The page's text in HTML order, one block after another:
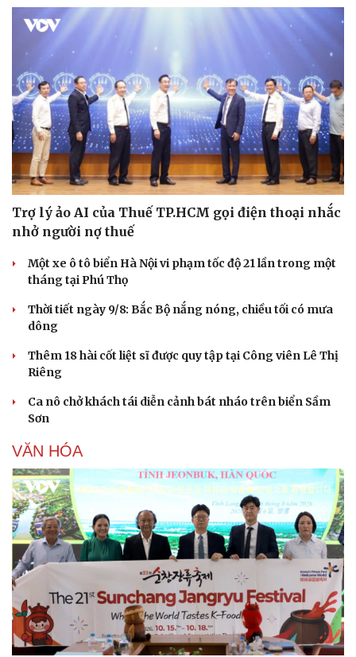
Sức khỏe
Cây thuốc
Sản phụ khoa
Nam khoa
Làm đẹp - giảm cân
Phòng mạch online
Ăn sạch sống khỏe
Đời sống
Blog
Trợ lý ảo AI của Thuế TP.HCM gọi điện thoại nhắc
nhở người nợ thuế
Một xe ô tô biển Hà Nội vi phạm tốc độ 21 lần trong một
tháng tại Phú Thọ
Thời tiết ngày 9/8: Bắc Bộ nắng nóng, chiều tối có mưa
dông
Thêm 18 hài cốt liệt sĩ được quy tập tại Công viên Lê Thị
Riêng
Ca nô chở khách tái diễn cảnh bát nháo trên biển Sầm
Sơn
VĂN HÓA